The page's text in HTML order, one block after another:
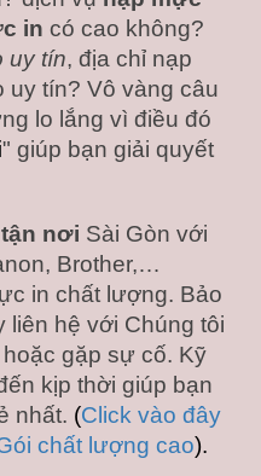
in có cao không?
uy tín, địa chỉ nạp
uy tín? Vô vàng câu
lo lắng vì điều đó
" giúp bạn giải quyết
nơi Sài Gòn với
Brother,…
in chất lượng. Bảo
liên hệ với Chúng tôi
gặp sự cố. Kỹ
kịp thời giúp bạn
nhất. (Click vào đây
chất lượng cao).